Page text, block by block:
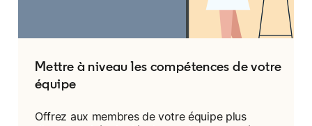
Mettre à niveau les compétences de votre
équipe
Offrez aux membres de votre équipe plus